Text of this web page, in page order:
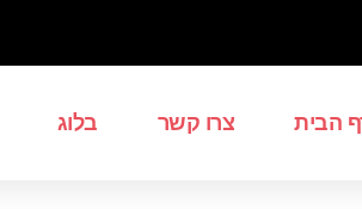
הבית צרו קשר בלוג